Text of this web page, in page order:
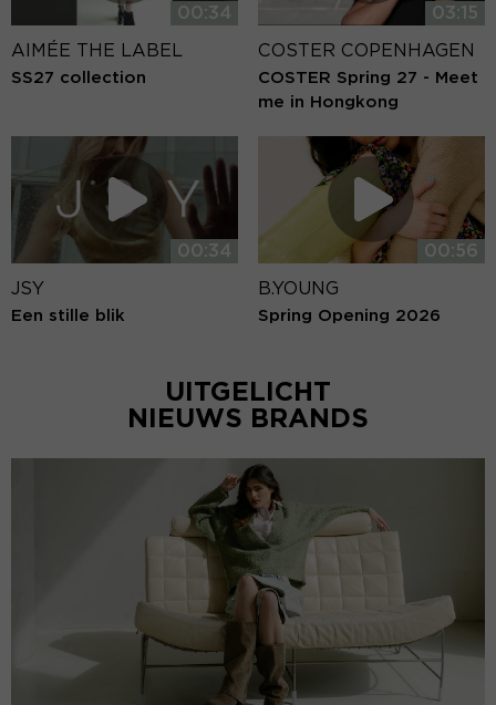
00:34
AIMÉE THE LABEL
SS27 collection
03:15
COSTER COPENHAGEN
COSTER Spring 27 - Meet
me in Hongkong
00:34
JSY
Een stille blik
00:56
B.YOUNG
Spring Opening 2026
UITGELICHT
NIEUWS BRANDS